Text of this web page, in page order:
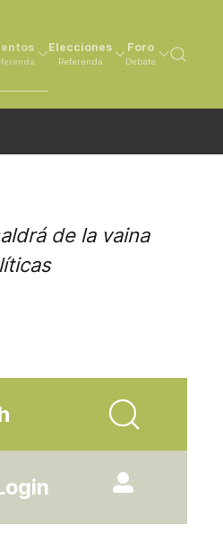
Elecciones
Referenda
Foro
Debate
de la vaina